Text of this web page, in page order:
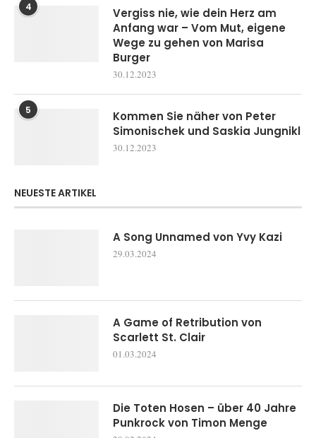
4
Vergiss nie, wie dein Herz am
Anfang war – Vom Mut, eigene
Wege zu gehen von Marisa
Burger
30.12.2023
5
Kommen Sie näher von Peter
Simonischek und Saskia Jungnikl
30.12.2023
NEUESTE ARTIKEL
A Song Unnamed von Yvy Kazi
29.03.2024
A Game of Retribution von
Scarlett St. Clair
01.03.2024
Die Toten Hosen – über 40 Jahre
Punkrock von Timon Menge